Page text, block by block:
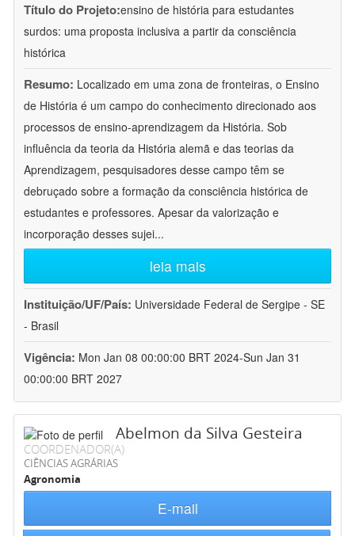
Título do Projeto:ensino de história para estudantes
surdos: uma proposta inclusiva a partir da consciência
histórica
Resumo: Localizado em uma zona de fronteiras, o Ensino
de História é um campo do conhecimento direcionado aos
processos de ensino-aprendizagem da História. Sob
influência da teoria da História alemã e das teorias da
Aprendizagem, pesquisadores desse campo têm se
debruçado sobre a formação da consciência histórica de
estudantes e professores. Apesar da valorização e
incorporação desses sujei...
leia mais
Instituição/UF/País: Universidade Federal de Sergipe - SE
- Brasil
Vigência: Mon Jan 08 00:00:00 BRT 2024-Sun Jan 31
00:00:00 BRT 2027
Abelmon da Silva Gesteira
COORDENADOR(A)
CIÊNCIAS AGRÁRIAS
Agronomia
E-mail